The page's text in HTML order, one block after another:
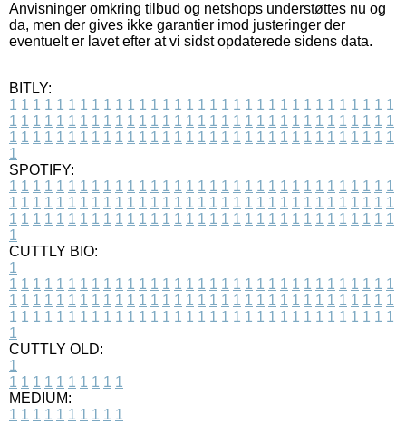
Anvisninger omkring tilbud og netshops understøttes nu og
da, men der gives ikke garantier imod justeringer der
eventuelt er lavet efter at vi sidst opdaterede sidens data.
BITLY:
1 1 1 1 1 1 1 1 1 1 1 1 1 1 1 1 1 1 1 1 1 1 1 1 1 1 1 1 1 1 1 1 1
1 1 1 1 1 1 1 1 1 1 1 1 1 1 1 1 1 1 1 1 1 1 1 1 1 1 1 1 1 1 1 1 1
1 1 1 1 1 1 1 1 1 1 1 1 1 1 1 1 1 1 1 1 1 1 1 1 1 1 1 1 1 1 1 1 1
1
SPOTIFY:
1 1 1 1 1 1 1 1 1 1 1 1 1 1 1 1 1 1 1 1 1 1 1 1 1 1 1 1 1 1 1 1 1
1 1 1 1 1 1 1 1 1 1 1 1 1 1 1 1 1 1 1 1 1 1 1 1 1 1 1 1 1 1 1 1 1
1 1 1 1 1 1 1 1 1 1 1 1 1 1 1 1 1 1 1 1 1 1 1 1 1 1 1 1 1 1 1 1 1
1
CUTTLY BIO:
1
1 1 1 1 1 1 1 1 1 1 1 1 1 1 1 1 1 1 1 1 1 1 1 1 1 1 1 1 1 1 1 1 1
1 1 1 1 1 1 1 1 1 1 1 1 1 1 1 1 1 1 1 1 1 1 1 1 1 1 1 1 1 1 1 1 1
1 1 1 1 1 1 1 1 1 1 1 1 1 1 1 1 1 1 1 1 1 1 1 1 1 1 1 1 1 1 1 1 1
1
CUTTLY OLD:
1
1 1 1 1 1 1 1 1 1 1
MEDIUM:
1 1 1 1 1 1 1 1 1 1